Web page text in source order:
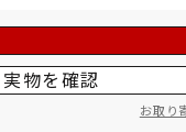
実物を確認
お取り